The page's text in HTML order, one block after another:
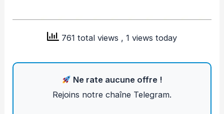
761 total views , 1 views today
Ne rate aucune offre !
Rejoins notre chaîne Telegram.